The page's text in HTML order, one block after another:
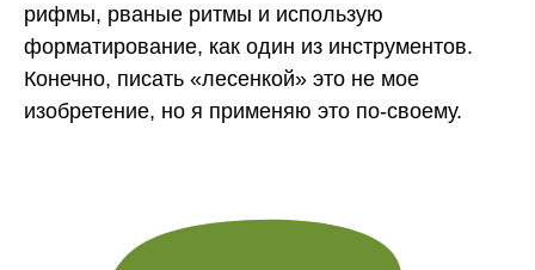
рифмы, рваные ритмы и использую
форматирование, как один из инструментов.
Конечно, писать «лесенкой» это не мое
изобретение, но я применяю это по-своему.